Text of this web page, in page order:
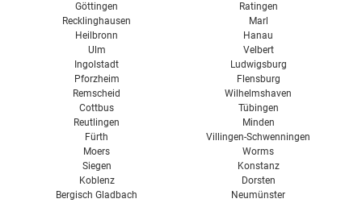
Göttingen
Recklinghausen
Heilbronn
Ulm
Ingolstadt
Pforzheim
Remscheid
Cottbus
Reutlingen
Fürth
Moers
Siegen
Koblenz
Bergisch Gladbach
Ratingen
Marl
Hanau
Velbert
Ludwigsburg
Flensburg
Wilhelmshaven
Tübingen
Minden
Villingen-Schwenningen
Worms
Konstanz
Dorsten
Neumünster